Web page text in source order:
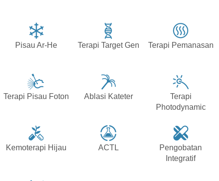
Pisau Ar-He Terapi Target Gen Terapi Pemanasan
Terapi Pisau Foton Ablasi Kateter
Terapi
Photodynamic
Kemoterapi Hijau ACTL
Pengobatan
Integratif